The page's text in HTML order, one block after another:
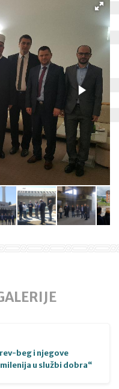
beg i njegove
u službi dobra“